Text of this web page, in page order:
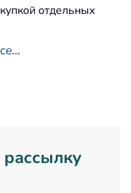
отдельных